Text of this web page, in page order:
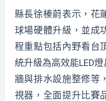
縣長徐榛蔚表示，花
球場硬體升級，並成
程重點包括內野看台
統升級為高效能LED
牆與排水設施整修等
視器，全面提升比賽